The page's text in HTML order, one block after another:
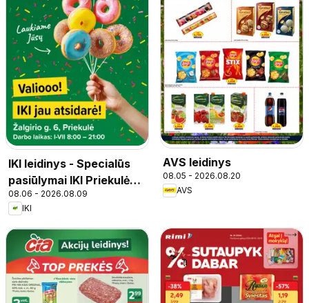
IKI leidinys - Specialūs
pasiūlymai IKI Priekulė
parduotuvės klientams
08.06 - 2026.08.09
IKI
AVS leidinys
08.05 - 2026.08.20
AVS